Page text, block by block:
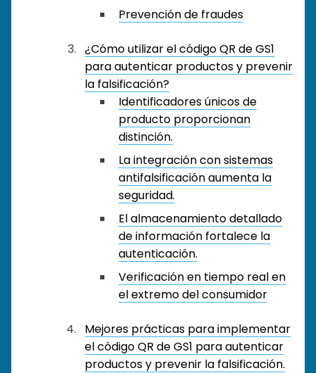
Prevención de fraudes
¿Cómo utilizar el código QR de GS1
para autenticar productos y prevenir
la falsificación?
Identificadores únicos de
producto proporcionan
distinción.
La integración con sistemas
antifalsificación aumenta la
seguridad.
El almacenamiento detallado
de información fortalece la
autenticación.
Verificación en tiempo real en
el extremo del consumidor
Mejores prácticas para implementar
el código QR de GS1 para autenticar
productos y prevenir la falsificación.